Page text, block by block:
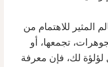
المثير للاهتمام من
تجمعها، أو
لك، فإن معرفة